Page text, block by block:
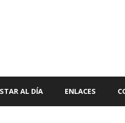
AL DÍA ENLACES